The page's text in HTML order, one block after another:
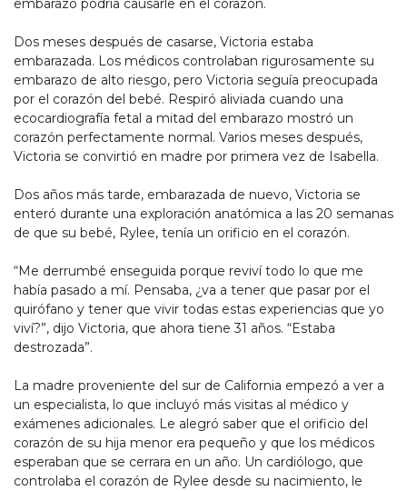
embarazo podría causarle en el corazón.
Dos meses después de casarse, Victoria estaba
embarazada. Los médicos controlaban rigurosamente su
embarazo de alto riesgo, pero Victoria seguía preocupada
por el corazón del bebé. Respiró aliviada cuando una
ecocardiografía fetal a mitad del embarazo mostró un
corazón perfectamente normal. Varios meses después,
Victoria se convirtió en madre por primera vez de Isabella.
Dos años más tarde, embarazada de nuevo, Victoria se
enteró durante una exploración anatómica a las 20 semanas
de que su bebé, Rylee, tenía un orificio en el corazón.
“Me derrumbé enseguida porque reviví todo lo que me
había pasado a mí. Pensaba, ¿va a tener que pasar por el
quirófano y tener que vivir todas estas experiencias que yo
viví?”, dijo Victoria, que ahora tiene 31 años. “Estaba
destrozada”.
La madre proveniente del sur de California empezó a ver a
un especialista, lo que incluyó más visitas al médico y
exámenes adicionales. Le alegró saber que el orificio del
corazón de su hija menor era pequeño y que los médicos
esperaban que se cerrara en un año. Un cardiólogo, que
controlaba el corazón de Rylee desde su nacimiento, le